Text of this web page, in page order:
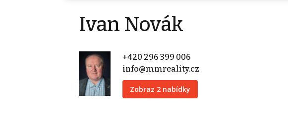
Ivan Novák
+420 296 399 006
info@mmreality.cz
Zobraz 2 nabídky